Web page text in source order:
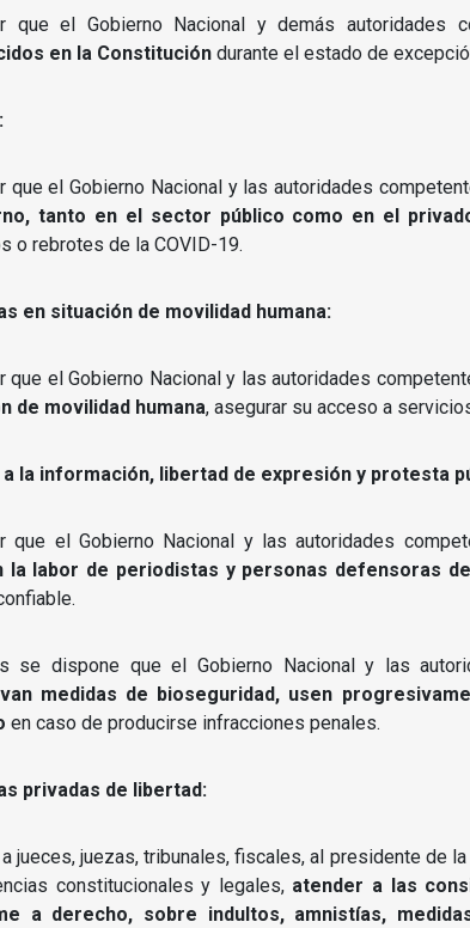
que el Gobierno Nacional y demás autoridades
en la Constitución durante el estado de
que el Gobierno Nacional y las autoridades
tanto en el sector público como en el
o rebrotes de la COVID-19.
en situación de movilidad humana:
que el Gobierno Nacional y las autoridades
de movilidad humana, asegurar su acceso a
la información, libertad de expresión y protesta
que el Gobierno Nacional y las autoridades
la labor de periodistas y personas defensoras
se dispone que el Gobierno Nacional y las
medidas de bioseguridad, usen
en caso de producirse infracciones penales.
privadas de libertad:
a jueces, juezas, tribunales, fiscales, al presidente de
constitucionales y legales, atender a las
a derecho, sobre indultos, amnistías,